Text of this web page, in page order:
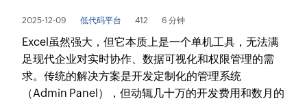
2025-12-09 低代码平台 412 6 分钟
Excel虽然强大，但它本质上是一个单机工具，无法满
足现代企业对实时协作、数据可视化和权限管理的需
求。传统的解决方案是开发定制化的管理系统
（Admin Panel），但动辄几十万的开发费用和数月的